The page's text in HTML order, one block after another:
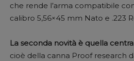
che rende l’arma compatibile
calibro 5,56×45 mm Nato e .223
La seconda novità è quella
cioè della canna Proof research